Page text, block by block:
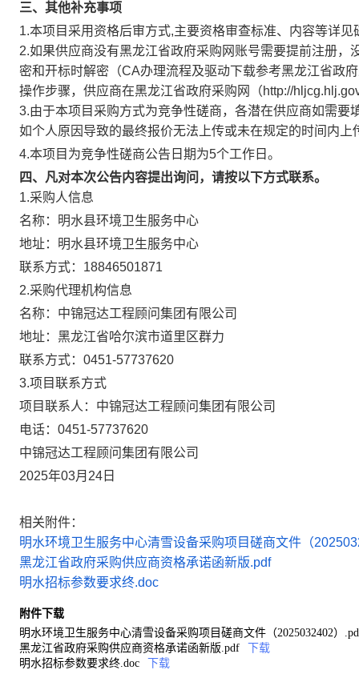
三、其他补充事项
1.本项目采用资格后审方式,主要资格审查标准、内容等详
2.如果供应商没有黑龙江省政府采购网账号需要提前注册
密和开标时解密（CA办理流程及驱动下载参考黑龙江省政
操作步骤，供应商在黑龙江省政府采购网（http://
3.由于本项目采购方式为竞争性磋商，各潜在供应商如需
如个人原因导致的最终报价无法上传或未在规定的时间内上
4.本项目为竞争性磋商公告日期为5个工作日。
四、凡对本次公告内容提出询问，请按以下方式联系。
1.采购人信息
名称： 明水县环境卫生服务中心
地址： 明水县环境卫生服务中心
联系方式： 18846501871
2.采购代理机构信息
名称： 中锦冠达工程顾问集团有限公司
地址： 黑龙江省哈尔滨市道里区群力
联系方式： 0451-57737620
3.项目联系方式
项目联系人： 中锦冠达工程顾问集团有限公司
电话： 0451-57737620
中锦冠达工程顾问集团有限公司
2025年03月24日
相关附件：
明水环境卫生服务中心清雪设备采购项目磋商文件（
黑龙江省政府采购供应商资格承诺函新版.pdf
明水招标参数要求终.doc
附件下载
明水环境卫生服务中心清雪设备采购项目磋商文件（2025032402）
黑龙江省政府采购供应商资格承诺函新版.pdf
下载
明水招标参数要求终.doc
下载